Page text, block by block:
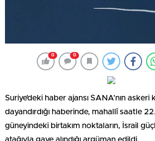
0 0
Suriye’deki haber ajansı SANA’nın askeri
dayandırdığı haberinde, mahallî saatle
güneyindeki birtakım noktaların, İsrail